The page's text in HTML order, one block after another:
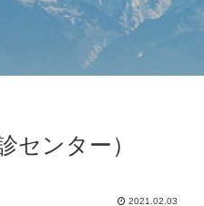
センター）
2021.02.03